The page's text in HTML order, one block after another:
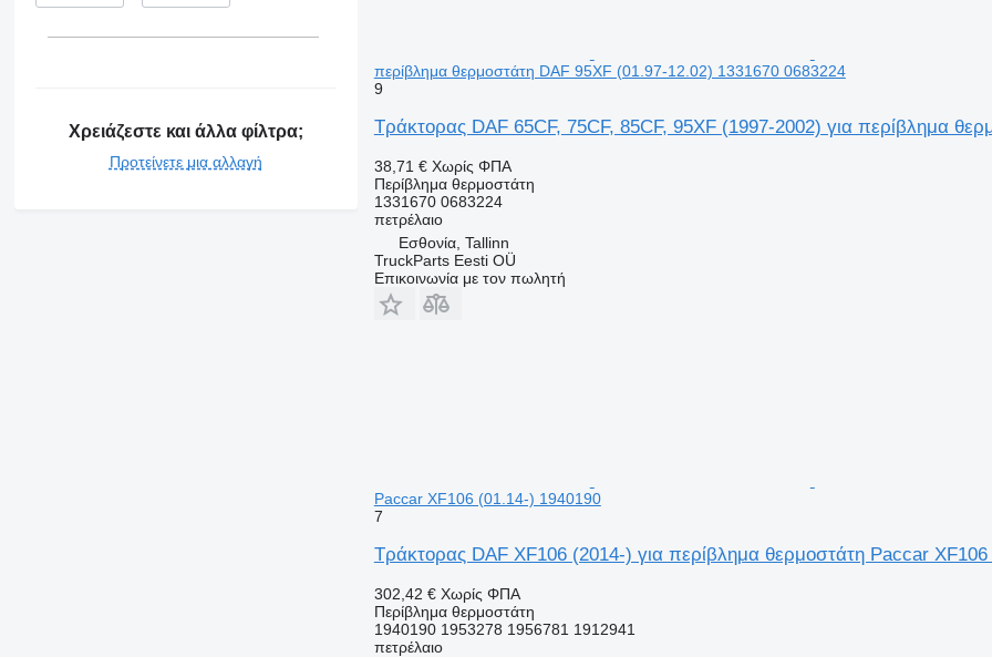
Χρειάζεστε και άλλα φίλτρα;
Προτείνετε μια αλλαγή
περίβλημα θερμοστάτη DAF 95XF (01.97-12.02) 1331670 0683224
9
Τράκτορας DAF 65CF, 75CF, 85CF, 95XF (1997-2002) για περίβλημα
38,71 € Χωρίς ΦΠΑ
Περίβλημα θερμοστάτη
1331670 0683224
πετρέλαιο
Εσθονία, Tallinn
TruckParts Eesti OÜ
Επικοινωνία με τον πωλητή
Paccar XF106 (01.14-) 1940190
7
Τράκτορας DAF XF106 (2014-) για περίβλημα θερμοστάτη Paccar
302,42 € Χωρίς ΦΠΑ
Περίβλημα θερμοστάτη
1940190 1953278 1956781 1912941
πετρέλαιο